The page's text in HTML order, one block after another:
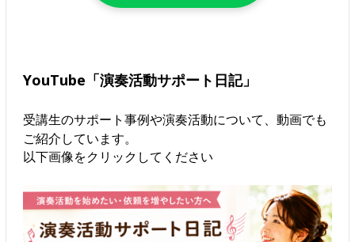
YouTube「演奏活動サポート日記」
受講生のサポート事例や演奏活動について、動画でも
ご紹介しています。
以下画像をクリックしてください